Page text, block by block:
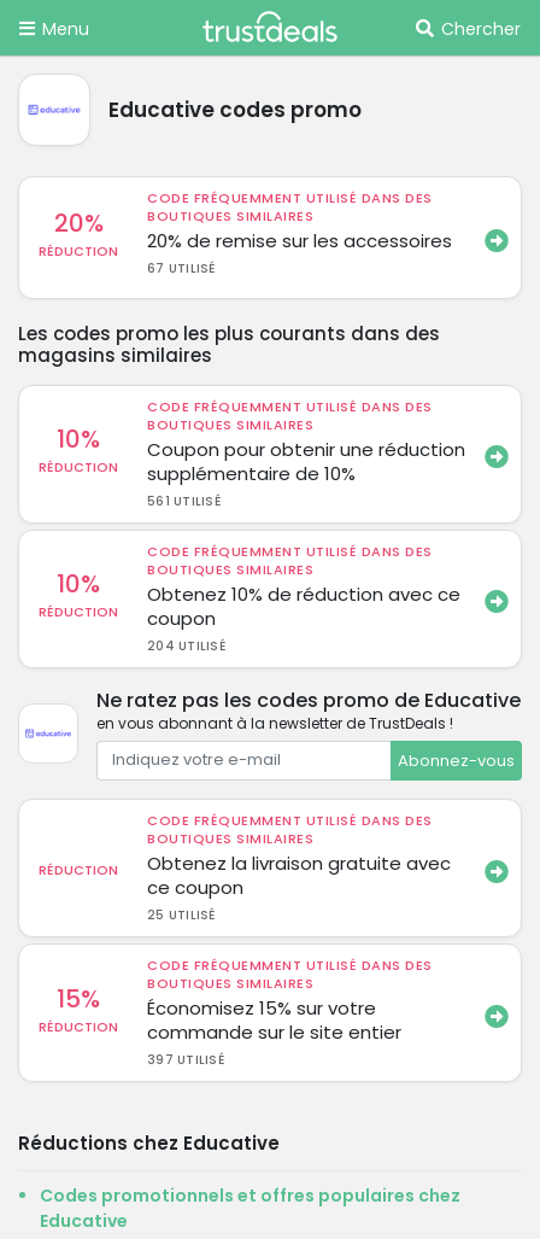
Menu Chercher
Educative codes promo
20%
RÉDUCTION
CODE FRÉQUEMMENT UTILISÉ DANS DES
BOUTIQUES SIMILAIRES
20% de remise sur les accessoires
67 UTILISÉ
Les codes promo les plus courants dans des
magasins similaires
10%
RÉDUCTION
CODE FRÉQUEMMENT UTILISÉ DANS DES
BOUTIQUES SIMILAIRES
Coupon pour obtenir une réduction
supplémentaire de 10%
561 UTILISÉ
10%
RÉDUCTION
CODE FRÉQUEMMENT UTILISÉ DANS DES
BOUTIQUES SIMILAIRES
Obtenez 10% de réduction avec ce
coupon
204 UTILISÉ
Ne ratez pas les codes promo de Educative
en vous abonnant à la newsletter de TrustDeals !
Abonnez-vous
RÉDUCTION
CODE FRÉQUEMMENT UTILISÉ DANS DES
BOUTIQUES SIMILAIRES
Obtenez la livraison gratuite avec
ce coupon
25 UTILISÉ
15%
RÉDUCTION
CODE FRÉQUEMMENT UTILISÉ DANS DES
BOUTIQUES SIMILAIRES
Économisez 15% sur votre
commande sur le site entier
397 UTILISÉ
Réductions chez Educative
Codes promotionnels et offres populaires chez
Educative